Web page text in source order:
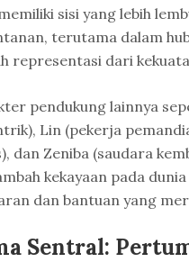
sisi yang lebih
terutama dalam
representasi dari
pendukung lainnya
Lin (pekerja
dan Zeniba (saudara
kekayaan pada
dan bantuan yang
Sentral: